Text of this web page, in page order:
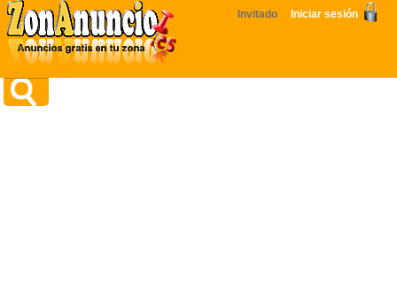
Invitado Iniciar sesión